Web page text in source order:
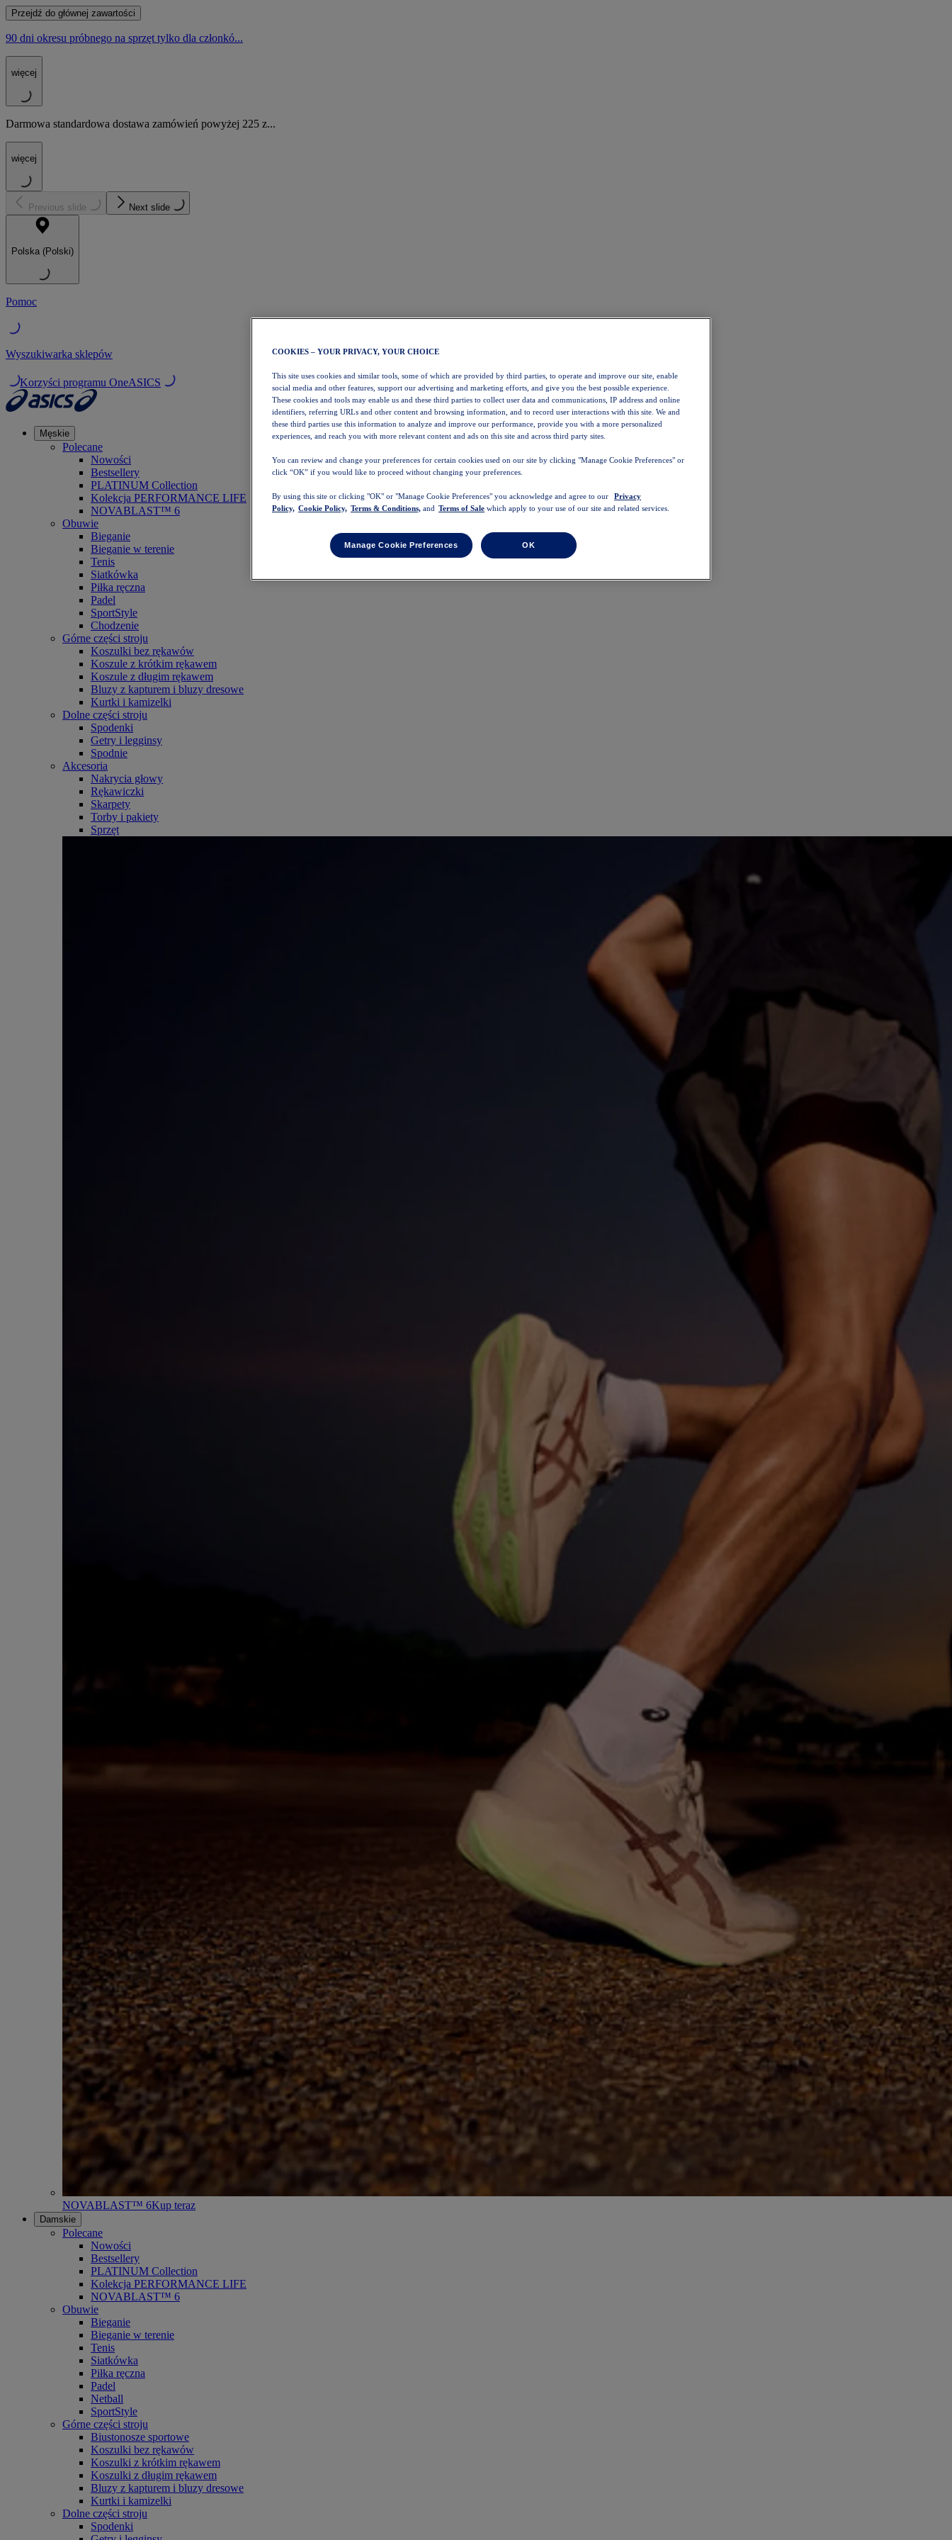
Przejdź do głównej zawartości
90 dni okresu próbnego na sprzęt tylko dla członkó...
więcej
Darmowa standardowa dostawa zamówień powyżej 225 z...
więcej
Previous slide Next slide
Polska (Polski)
Pomoc
Wyszukiwarka sklepów
Korzyści programu OneASICS
Męskie
Polecane
Nowości
Bestsellery
PLATINUM Collection
Kolekcja PERFORMANCE LIFE
NOVABLAST™ 6
Obuwie
Bieganie
Bieganie w terenie
Tenis
Siatkówka
Piłka ręczna
Padel
SportStyle
Chodzenie
Górne części stroju
Koszulki bez rękawów
Koszule z krótkim rękawem
Koszule z długim rękawem
Bluzy z kapturem i bluzy dresowe
Kurtki i kamizelki
Dolne części stroju
Spodenki
Getry i legginsy
Spodnie
Akcesoria
Nakrycia głowy
Rękawiczki
Skarpety
Torby i pakiety
Sprzęt
NOVABLAST™ 6Kup teraz
Damskie
Polecane
Nowości
Bestsellery
PLATINUM Collection
Kolekcja PERFORMANCE LIFE
NOVABLAST™ 6
Obuwie
Bieganie
Bieganie w terenie
Tenis
Siatkówka
Piłka ręczna
Padel
Netball
SportStyle
Górne części stroju
Biustonosze sportowe
Koszulki bez rękawów
Koszulki z krótkim rękawem
Koszulki z długim rękawem
Bluzy z kapturem i bluzy dresowe
Kurtki i kamizelki
Dolne części stroju
Spodenki
COOKIES – YOUR PRIVACY, YOUR CHOICE
This site uses cookies and similar tools, some of which are provided by third parties, to operate and improve our site, enable
social media and other features, support our advertising and marketing efforts, and give you the best possible experience.
These cookies and tools may enable us and these third parties to collect user data and communications, IP address and online
identifiers, referring URLs and other content and browsing information, and to record user interactions with this site. We and
these third parties use this information to analyze and improve our performance, provide you with a more personalized
experiences, and reach you with more relevant content and ads on this site and across third party sites.
You can review and change your preferences for certain cookies used on our site by clicking "Manage Cookie Preferences" or
click “OK” if you would like to proceed without changing your preferences.
By using this site or clicking "OK" or "Manage Cookie Preferences" you acknowledge and agree to our
Privacy
Policy, Cookie Policy, Terms & Conditions, and Terms of Sale which apply to your use of our site and related services.
Manage Cookie Preferences OK